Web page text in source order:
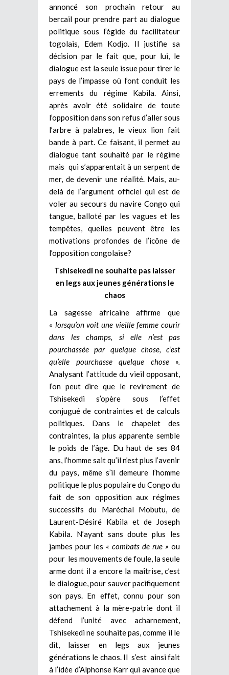
annoncé son prochain retour au
bercail pour prendre part au dialogue
politique sous l’égide du facilitateur
togolais, Edem Kodjo. Il justifie sa
décision par le fait que, pour lui, le
dialogue est la seule issue pour tirer le
pays de l’impasse où l’ont conduit les
errements du régime Kabila. Ainsi,
après avoir été solidaire de toute
l’opposition dans son refus d’aller sous
l’arbre à palabres, le vieux lion fait
bande à part. Ce faisant, il permet au
dialogue tant souhaité par le régime
mais qui s’apparentait à un serpent de
mer, de devenir une réalité. Mais, au-
delà de l’argument officiel qui est de
voler au secours du navire Congo qui
tangue, balloté par les vagues et les
tempêtes, quelles peuvent être les
motivations profondes de l’icône de
l’opposition congolaise?
Tshisekedi ne souhaite pas laisser
en legs aux jeunes générations le
chaos
La sagesse africaine affirme que
« lorsqu’on voit une vieille femme courir
dans les champs, si elle n’est pas
pourchassée par quelque chose, c’est
qu’elle pourchasse quelque chose ».
Analysant l’attitude du vieil opposant,
l’on peut dire que le revirement de
Tshisekedi s’opère sous l’effet
conjugué de contraintes et de calculs
politiques. Dans le chapelet des
contraintes, la plus apparente semble
le poids de l’âge. Du haut de ses 84
ans, l’homme sait qu’il n’est plus l’avenir
du pays, même s’il demeure l’homme
politique le plus populaire du Congo du
fait de son opposition aux régimes
successifs du Maréchal Mobutu, de
Laurent-Désiré Kabila et de Joseph
Kabila. N’ayant sans doute plus les
jambes pour les « combats de rue » ou
pour les mouvements de foule, la seule
arme dont il a encore la maîtrise, c’est
le dialogue, pour sauver pacifiquement
son pays. En effet, connu pour son
attachement à la mère-patrie dont il
défend l’unité avec acharnement,
Tshisekedi ne souhaite pas, comme il le
dit, laisser en legs aux jeunes
générations le chaos. Il s’est ainsi fait
à l’idée d’Alphonse Karr qui avance que